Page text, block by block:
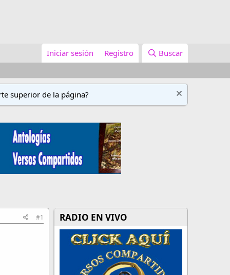
Iniciar sesión Registro Buscar
superior de la página?
#1 RADIO EN VIVO